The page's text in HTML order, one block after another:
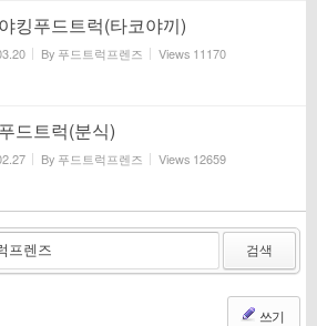
킹푸드트럭(타코야끼)
By 푸드트럭프렌즈 Views 11170
드트럭(분식)
By 푸드트럭프렌즈 Views 12659
검색
쓰기